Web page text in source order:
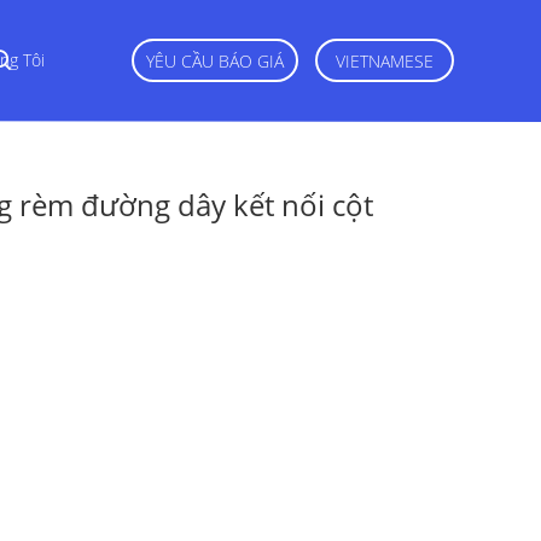
Tôi YÊU CẦU BÁO GIÁ VIETNAMESE
rèm đường dây kết nối cột